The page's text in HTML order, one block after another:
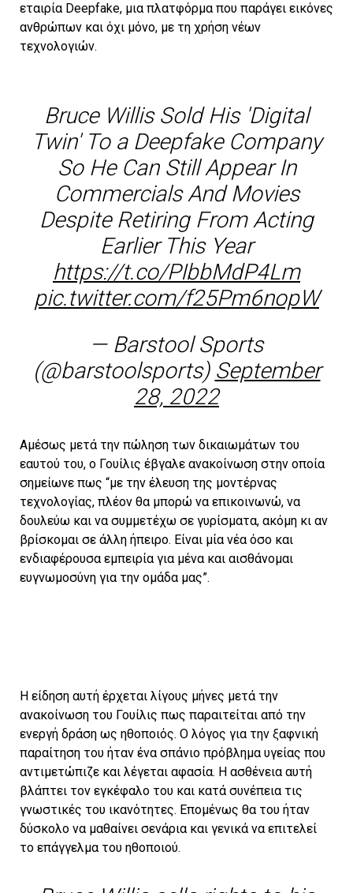
εταιρία Deepfake, μια πλατφόρμα που παράγει εικόνες
ανθρώπων και όχι μόνο, με τη χρήση νέων
τεχνολογιών.
Bruce Willis Sold His 'Digital
Twin' To a Deepfake Company
So He Can Still Appear In
Commercials And Movies
Despite Retiring From Acting
Earlier This Year
https://t.co/PIbbMdP4Lm
pic.twitter.com/f25Pm6nopW
— Barstool Sports
(@barstoolsports) September
28, 2022
Αμέσως μετά την πώληση των δικαιωμάτων του
εαυτού του, ο Γουίλις έβγαλε ανακοίνωση στην οποία
σημείωνε πως “με την έλευση της μοντέρνας
τεχνολογίας, πλέον θα μπορώ να επικοινωνώ, να
δουλεύω και να συμμετέχω σε γυρίσματα, ακόμη κι αν
βρίσκομαι σε άλλη ήπειρο. Είναι μία νέα όσο και
ενδιαφέρουσα εμπειρία για μένα και αισθάνομαι
ευγνωμοσύνη για την ομάδα μας”.
Η είδηση αυτή έρχεται λίγους μήνες μετά την
ανακοίνωση του Γουίλις πως παραιτείται από την
ενεργή δράση ως ηθοποιός. Ο λόγος για την ξαφνική
παραίτηση του ήταν ένα σπάνιο πρόβλημα υγείας που
αντιμετώπιζε και λέγεται αφασία. Η ασθένεια αυτή
βλάπτει τον εγκέφαλο του και κατά συνέπεια τις
γνωστικές του ικανότητες. Επομένως θα του ήταν
δύσκολο να μαθαίνει σενάρια και γενικά να επιτελεί
το επάγγελμα του ηθοποιού.